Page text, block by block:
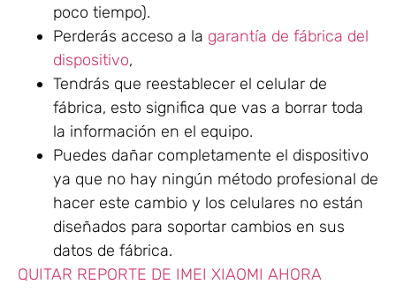
poco tiempo).
Perderás acceso a la garantía de fábrica del
dispositivo,
Tendrás que reestablecer el celular de
fábrica, esto significa que vas a borrar toda
la información en el equipo.
Puedes dañar completamente el dispositivo
ya que no hay ningún método profesional de
hacer este cambio y los celulares no están
diseñados para soportar cambios en sus
datos de fábrica.
QUITAR REPORTE DE IMEI XIAOMI AHORA